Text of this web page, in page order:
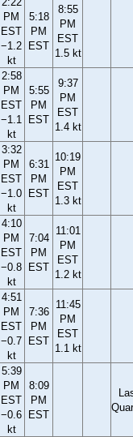
PM
EST
−1.2
kt
5:18
PM
EST
8:55
PM
EST
1.5 kt
2:58
PM
EST
−1.1
kt
5:55
PM
EST
9:37
PM
EST
1.4 kt
3:32
PM
EST
−1.0
kt
6:31
PM
EST
10:19
PM
EST
1.3 kt
4:10
PM
EST
−0.8
kt
7:04
PM
EST
11:01
PM
EST
1.2 kt
4:51
PM
EST
−0.7
kt
7:36
PM
EST
11:45
PM
EST
1.1 kt
5:39
PM
EST
−0.6
kt
8:09
PM
EST